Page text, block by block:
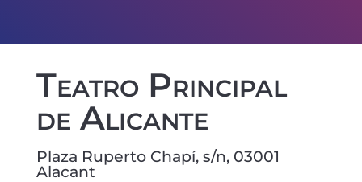
Teatro Principal
de Alicante
Plaza Ruperto Chapí, s/n, 03001
Alacant